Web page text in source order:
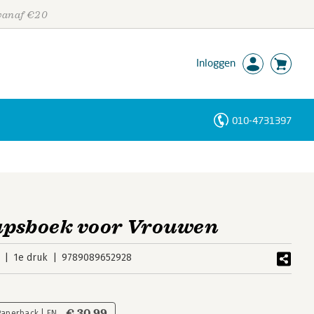
€20
Inloggen
010-4731397
voor Vrouwen
1e druk 9789089652928
Personen